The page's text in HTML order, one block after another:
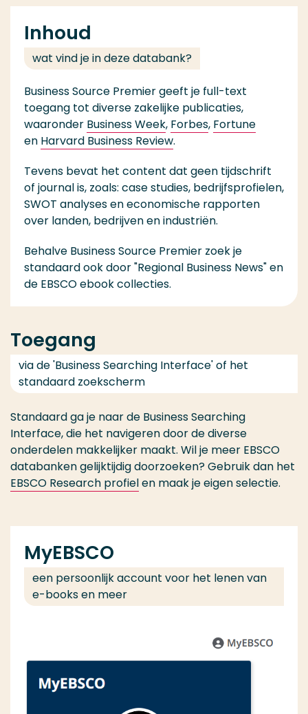
Inhoud
wat vind je in deze databank?
Business Source Premier geeft je full-text
toegang tot diverse zakelijke publicaties,
waaronder Business Week, Forbes, Fortune
en Harvard Business Review.
Tevens bevat het content dat geen tijdschrift
of journal is, zoals: case studies, bedrijfsprofielen,
SWOT analyses en economische rapporten
over landen, bedrijven en industriën.
Behalve Business Source Premier zoek je
standaard ook door "Regional Business News" en
de EBSCO ebook collecties.
Toegang
via de 'Business Searching Interface' of het
standaard zoekscherm
Standaard ga je naar de Business Searching
Interface, die het navigeren door de diverse
onderdelen makkelijker maakt. Wil je meer EBSCO
databanken gelijktijdig doorzoeken? Gebruik dan het
EBSCO Research profielen maak je eigen selectie.
MyEBSCO
een persoonlijk account voor het lenen van
e-books en meer